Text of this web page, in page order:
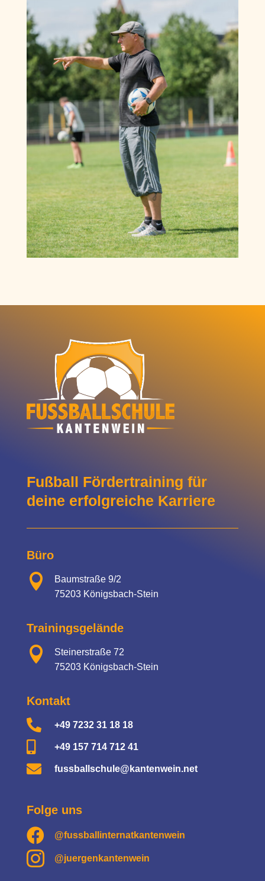
Fußball Fördertraining für
deine erfolgreiche Karriere
Büro

Baumstraße 9/2
75203 Königsbach-Stein
Trainingsgelände

Steinerstraße 72
75203 Königsbach-Stein
Kontakt
 +49 7232 31 18 18
 +49 157 714 712 41
 fussballschule@kantenwein.net
Folge uns
 @fussballinternatkantenwein
 @juergenkantenwein